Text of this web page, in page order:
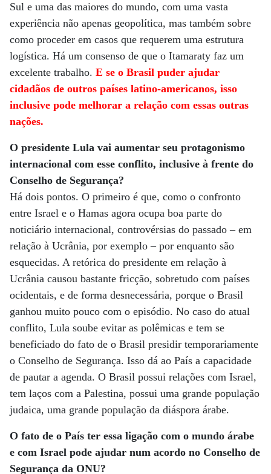
Sul e uma das maiores do mundo, com uma vasta
experiência não apenas geopolítica, mas também sobre
como proceder em casos que requerem uma estrutura
logística. Há um consenso de que o Itamaraty faz um
excelente trabalho. E se o Brasil puder ajudar
cidadãos de outros países latino-americanos, isso
inclusive pode melhorar a relação com essas outras
nações.
O presidente Lula vai aumentar seu protagonismo
internacional com esse conflito, inclusive à frente do
Conselho de Segurança?
Há dois pontos. O primeiro é que, como o confronto
entre Israel e o Hamas agora ocupa boa parte do
noticiário internacional, controvérsias do passado – em
relação à Ucrânia, por exemplo – por enquanto são
esquecidas. A retórica do presidente em relação à
Ucrânia causou bastante fricção, sobretudo com países
ocidentais, e de forma desnecessária, porque o Brasil
ganhou muito pouco com o episódio. No caso do atual
conflito, Lula soube evitar as polêmicas e tem se
beneficiado do fato de o Brasil presidir temporariamente
o Conselho de Segurança. Isso dá ao País a capacidade
de pautar a agenda. O Brasil possui relações com Israel,
tem laços com a Palestina, possui uma grande população
judaica, uma grande população da diáspora árabe.
O fato de o País ter essa ligação com o mundo árabe
e com Israel pode ajudar num acordo no Conselho de
Segurança da ONU?